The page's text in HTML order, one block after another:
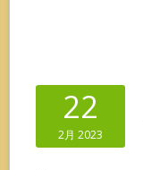
22
2月 2023